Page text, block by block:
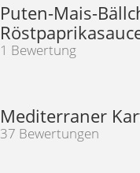
Puten-Mais-
1 Bewertung
Mediterraner
37 Bewertungen